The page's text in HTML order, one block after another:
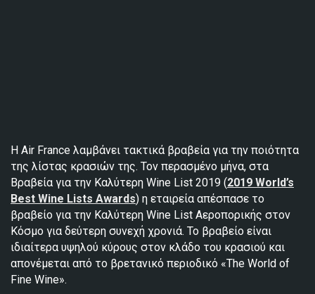
Η Air France λαμβάνει τακτικά βραβεία για την ποιότητα
της λίστας κρασιών της. Τον περασμένο μήνα, στα
Βραβεία για την Καλύτερη Wine List 2019 (2019 World’s
Best Wine Lists Awards) η εταιρεία απέσπασε το
βραβείο για την Καλύτερη Wine List Αεροπορικής στον
Κόσμο για δεύτερη συνεχή χρονιά. Το βραβείο είναι
ιδιαίτερα υψηλού κύρους στον κλάδο του κρασιού και
απονέμεται από το βρετανικό περιοδικό «The World of
Fine Wine».